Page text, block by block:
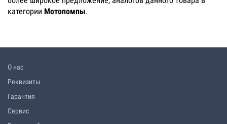
категории Мотопомпы.
О нас
Реквизиты
Гарантия
Сервис